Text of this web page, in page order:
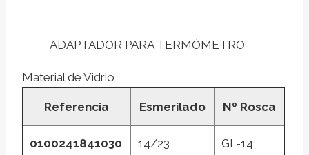
ADAPTADOR PARA TERMÓMETRO
Material de Vidrio
Referencia Esmerilado Nº Rosca
0100241841030 14/23 GL-14